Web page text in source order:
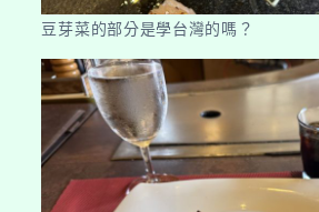
豆芽菜的部分是學台灣的嗎？